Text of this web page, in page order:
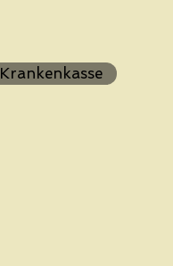
Krankenkasse